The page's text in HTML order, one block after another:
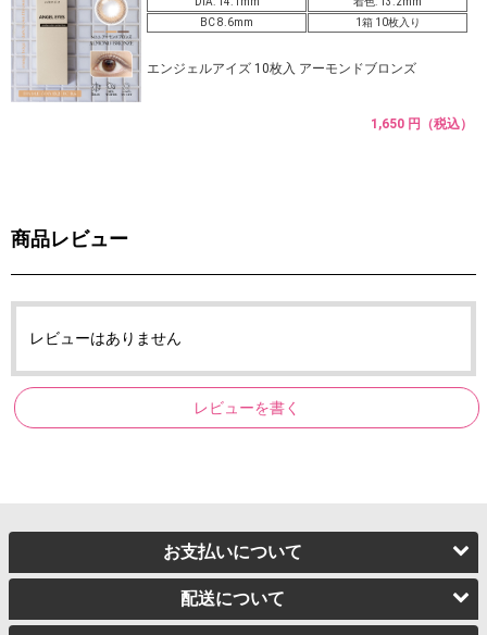
BC 8.6mm
1箱 10枚入り
エンジェルアイズ 10枚入 アーモンドブロンズ
1,650 円（税込）
商品レビュー
レビューはありません
レビューを書く
お支払いについて
配送について